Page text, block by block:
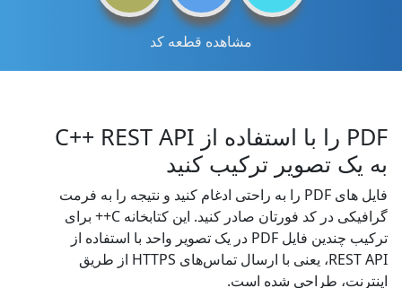
مشاهده قطعه کد
PDF را با استفاده از C++ REST API
به یک تصویر ترکیب کنید
فایل های PDF را به راحتی ادغام کنید و نتیجه را به فرمت
گرافیکی در کد فورتان صادر کنید. این کتابخانه C++ برای
ترکیب چندین فایل PDF در یک تصویر واحد با استفاده از
REST API، یعنی با ارسال تماس‌های HTTPS از طریق
اینترنت، طراحی شده است.